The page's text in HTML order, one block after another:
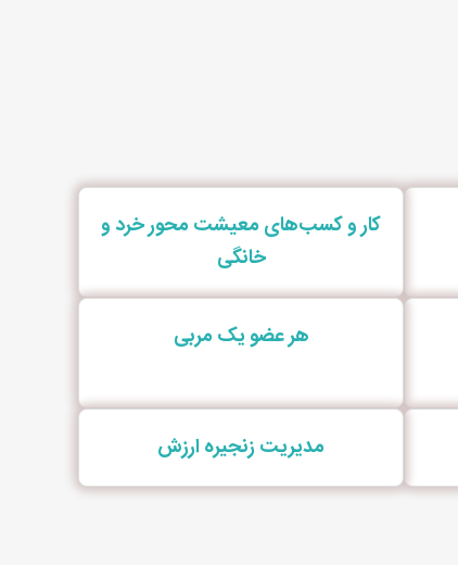
کار و کسب‌های معیشت محور خرد و
خانگی
هر عضو یک مربی
مدیریت زنجیره ارزش